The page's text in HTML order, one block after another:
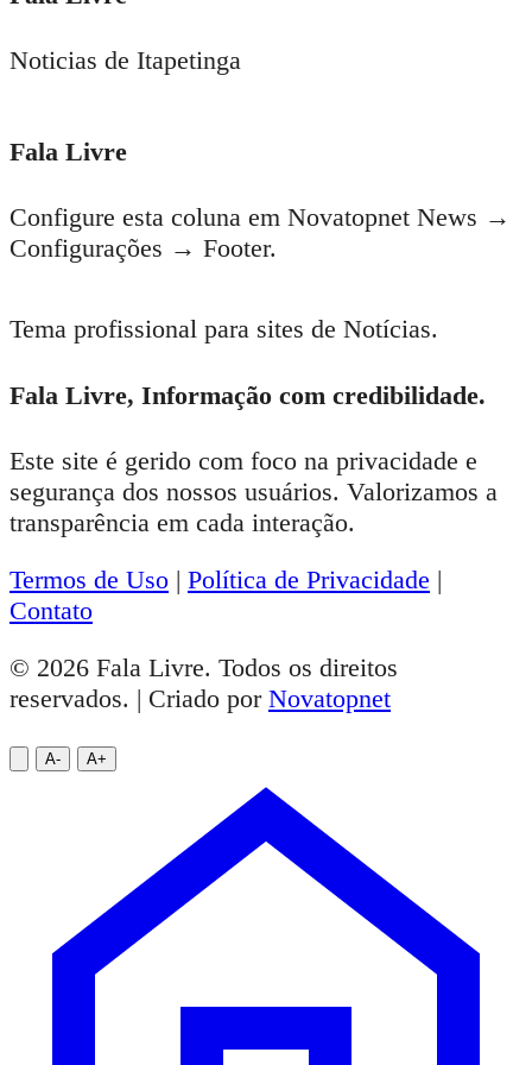
Noticias de Itapetinga
Fala Livre
Configure esta coluna em Novatopnet News →
Configurações → Footer.
Tema profissional para sites de Notícias.
Fala Livre, Informação com credibilidade.
Este site é gerido com foco na privacidade e
segurança dos nossos usuários. Valorizamos a
transparência em cada interação.
Termos de Uso | Política de Privacidade |
Contato
© 2026 Fala Livre. Todos os direitos
reservados. | Criado por Novatopnet
A- A+